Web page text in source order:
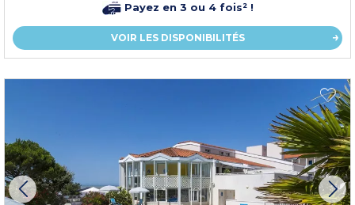
Payez en 3 ou 4 fois² !
VOIR LES DISPONIBILITÉS